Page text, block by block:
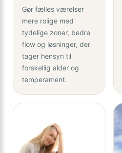
Gør fælles værelser
mere rolige med
tydelige zoner, bedre
flow og løsninger, der
tager hensyn til
forskellig alder og
temperament.